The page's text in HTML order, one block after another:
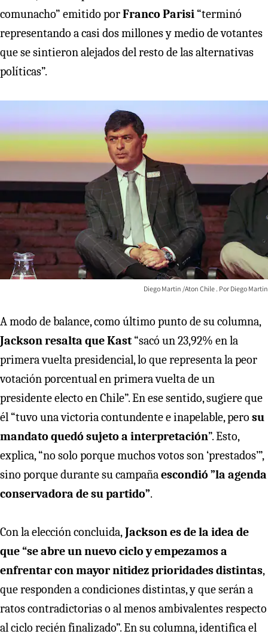
comunacho” emitido porFranco Parisi “terminó
representando a casi dos millones y medio de votantes
que se sintieron alejados del resto de las alternativas
políticas”.
Diego Martin /Aton Chile Diego Martin
A modo de balance, como último punto de su columna,
Jackson resalta que Kast “sacó un 23,92% en la
primera vuelta presidencial, lo que representa la peor
votación porcentual en primera vuelta de un
presidente electo en Chile”. En ese sentido, sugiere que
él “tuvo una victoria contundente e inapelable, pero su
mandato quedó sujeto a interpretación”. Esto,
explica, “no solo porque muchos votos son ‘prestados’”,
sino porque durante su campañaescondió ”la agenda
conservadora de su partido”.
Con la elección concluida,Jackson es de la idea de
que “se abre un nuevo ciclo y empezamos a
enfrentar con mayor nitidez prioridades distintas,
que responden a condiciones distintas, y que serán a
ratos contradictorias o al menos ambivalentes respecto
al ciclo recién finalizado”. En su columna, identifica el